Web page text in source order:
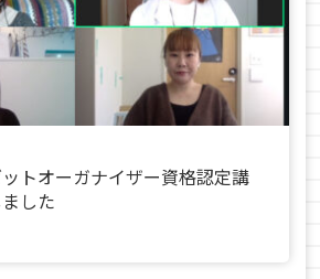
トオーガナイザー資格認定講
した